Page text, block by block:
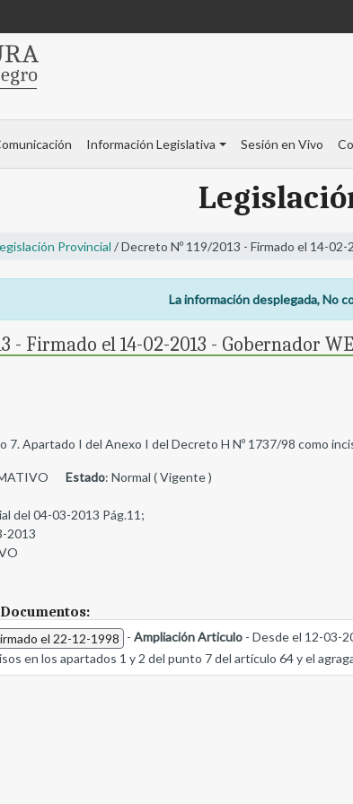
Información Legislativa Sesión en Vivo
Provincial / Decreto Nº 119/2013 - Firmado el 14-02-
La información desplegada, No
- Firmado el 14-02-2013 - Gobernador
7. Apartado I del Anexo I del Decreto H Nº 1737/98 como
Estado: Normal ( Vigente )
del 04-03-2013 Pág.11;
2013
el 22-12-1998 - Ampliación Articulo - Desde el 12-03-
en los apartados 1 y 2 del punto 7 del artículo 64 y el